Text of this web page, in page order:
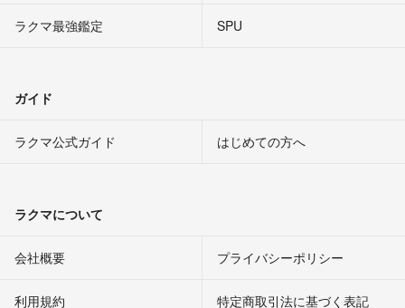
ラクマ最強鑑定
SPU
ガイド
ラクマ公式ガイド はじめての方へ
ラクマについて
会社概要 プライバシーポリシー
利用規約 特定商取引法に基づく表記